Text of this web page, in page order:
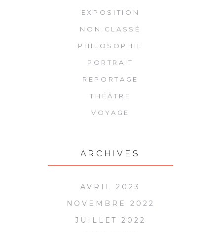
EXPOSITION
NON CLASSÉ
PHILOSOPHIE
PORTRAIT
REPORTAGE
THÉÂTRE
VOYAGE
ARCHIVES
AVRIL 2023
NOVEMBRE 2022
JUILLET 2022